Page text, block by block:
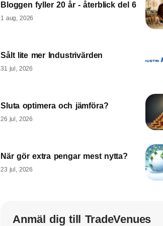
Bloggen fyller 20 år - återblick del 6
1 aug, 2026
Sålt lite mer Industrivärden
31 jul, 2026
Sluta optimera och jämföra?
26 jul, 2026
När gör extra pengar mest nytta?
23 jul, 2026
Anmäl dig till TradeVenues